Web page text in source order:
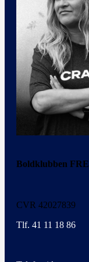
Boldklubben
CVR 42027839
Tlf. 41 11 18 86